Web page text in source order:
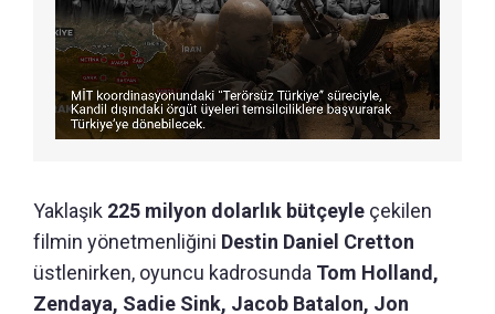
Yaklaşık 225 milyon dolarlık bütçeyle çekilen
filmin yönetmenliğini Destin Daniel Cretton
üstlenirken, oyuncu kadrosunda Tom Holland,
Zendaya, Sadie Sink, Jacob Batalon, Jon